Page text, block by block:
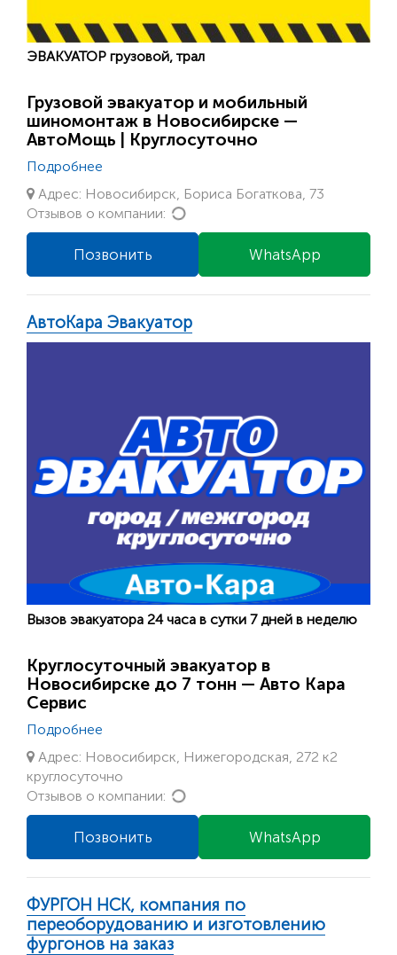
ЭВАКУАТОР грузовой, трал
Грузовой эвакуатор и мобильный
шиномонтаж в Новосибирске —
АвтоМощь | Круглосуточно
Подробнее
Адрес: Новосибирск, Бориса Богаткова, 73
Отзывов о компании:
WhatsApp
Позвонить
АвтоКара Эвакуатор
Вызов эвакуатора 24 часа в сутки 7 дней в неделю
Круглосуточный эвакуатор в
Новосибирске до 7 тонн — Авто Кара
Сервис
Подробнее
Адрес: Новосибирск, Нижегородская, 272 к2
круглосуточно
Отзывов о компании:
WhatsApp
Позвонить
ФУРГОН НСК, компания по
переоборудованию и изготовлению
фургонов на заказ